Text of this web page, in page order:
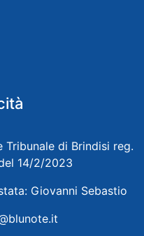
Tribunale di Brindisi reg.
14/2/2023
Giovanni Sebastio